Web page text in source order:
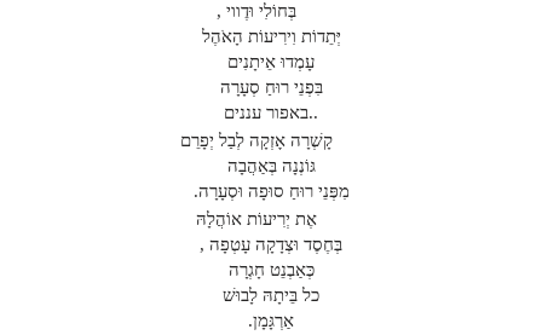
בְּחוֹלִי וּדֶווי ,
יְּתֵדוֹת וִירִיעוֹת הָאֹהֶל
עָמְדוּ אֵיתָנִים
בִּפְנֵי רוּחַ סְעָרָה
..באפור עננים
קָשְׁרָה אָזְקָה לְבַל יְפָרֵם
גּוֹנְנָה בְּאַהֲבָה
מִפְּנֵי רוּחַ סוּפָה וּסְעָרָה.
אֶת יְרִיעוֹת אוֹהֲלָהּ
בְּחֶסֶד וּצְדָקָה עָטְפָה ,
כְּאַבְנֵט חָגְרָה
כל בֵּיתָהּ לָבוּשׁ
אַרְגָּמָן.